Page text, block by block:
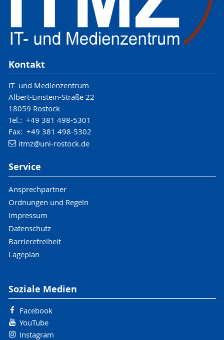
Kontakt
IT- und Medienzentrum
Albert-Einstein-Straße 22
18059 Rostock
Tel.: +49 381 498-5301
Fax: +49 381 498-5302
itmz@uni-rostock.de
Service
Ansprechpartner
Ordnungen und Regeln
Impressum
Datenschutz
Barrierefreiheit
Lageplan
Soziale Medien
Facebook
YouTube
Instagram